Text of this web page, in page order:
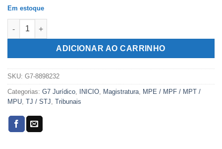
R$369,00.R$169,00.
Em estoque
MAGISTRATURA ESTADUAL E MINISTÉRIO PÚBLICO
ADICIONAR AO CARRINHO
SKU: G7-8898232
Categorias: G7 Jurídico, INICIO, Magistratura, MPE / MPF / MPT /
MPU, TJ / STJ, Tribunais